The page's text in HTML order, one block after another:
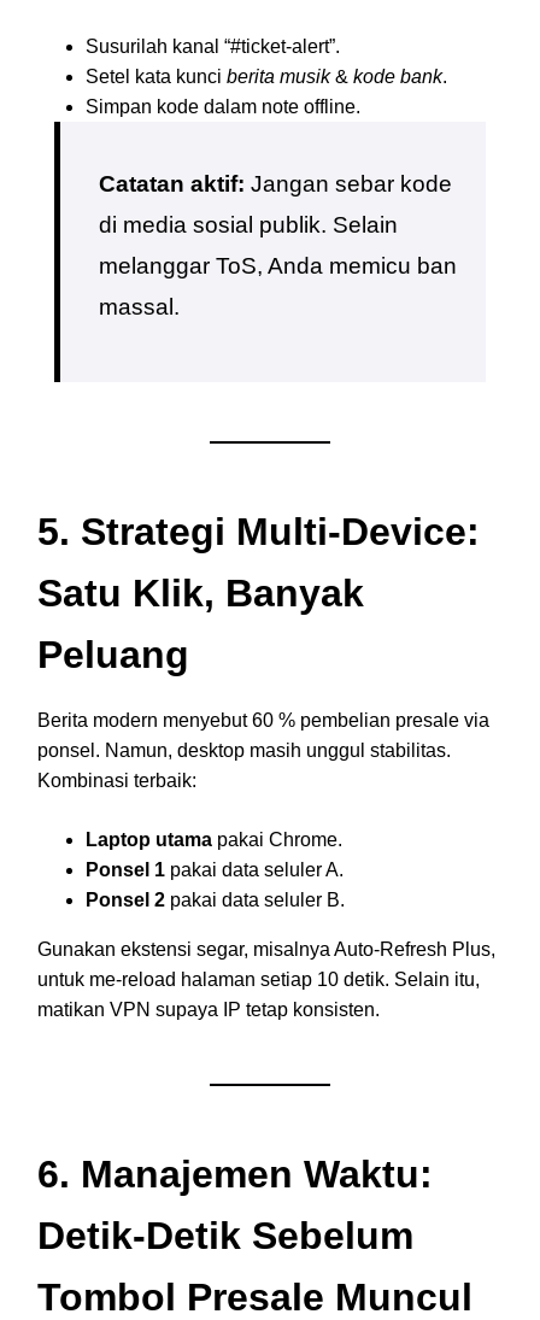
Susurilah kanal “#ticket-alert”.
Setel kata kunci berita musik& kode bank.
Simpan kode dalam note offline.
Catatan aktif: Jangan sebar kode
di media sosial publik. Selain
melanggar ToS, Anda memicu ban
massal.
5. Strategi Multi-Device:
Satu Klik, Banyak
Peluang
Berita modern menyebut 60 % pembelian presale via
ponsel. Namun, desktop masih unggul stabilitas.
Kombinasi terbaik:
Laptop utama pakai Chrome.
Ponsel 1 pakai data seluler A.
Ponsel 2 pakai data seluler B.
Gunakan ekstensi segar, misalnya Auto-Refresh Plus,
untuk me-reload halaman setiap 10 detik. Selain itu,
matikan VPN supaya IP tetap konsisten.
6. Manajemen Waktu:
Detik-Detik Sebelum
Tombol Presale Muncul